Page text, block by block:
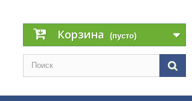
Корзина (пусто)